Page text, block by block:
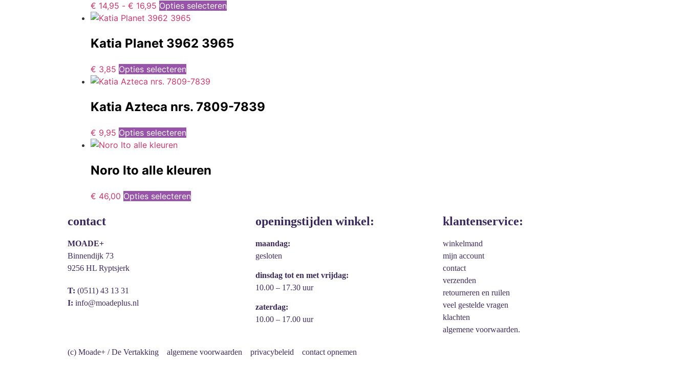
€ 14,95 - € 16,95 Opties selecteren
Katia Planet 3962 3965
€ 3,85 Opties selecteren
Katia Azteca nrs. 7809-7839
€ 9,95 Opties selecteren
Noro Ito alle kleuren
€ 46,00 Opties selecteren
contact
MOADE+
Binnendijk 73
9256 HL Ryptsjerk
T: (0511) 43 13 31
I: info@moadeplus.nl
openingstijden winkel:
maandag:
gesloten
dinsdag tot en met vrijdag:
10.00 – 17.30 uur
zaterdag:
10.00 – 17.00 uur
klantenservice:
winkelmand
mijn account
contact
verzenden
retourneren en ruilen
veel gestelde vragen
klachten
algemene voorwaarden.
(c) Moade+ / De Vertakking algemene voorwaarden privacybeleid contact opnemen